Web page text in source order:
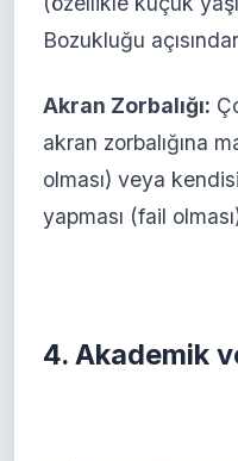
Bozukluğu
Akran Zorbalığı:
akran zorbalığına
olması) veya
yapması (fail
4. Akademik